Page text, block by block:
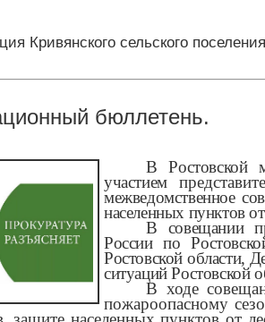
Кривянского сельского поселения
бюллетень.
В Ростовской
участием
межведомственное
населенных пунктов
В совещании
России по
Ростовской области,
ситуаций Ростовской
В ходе
пожароопасному